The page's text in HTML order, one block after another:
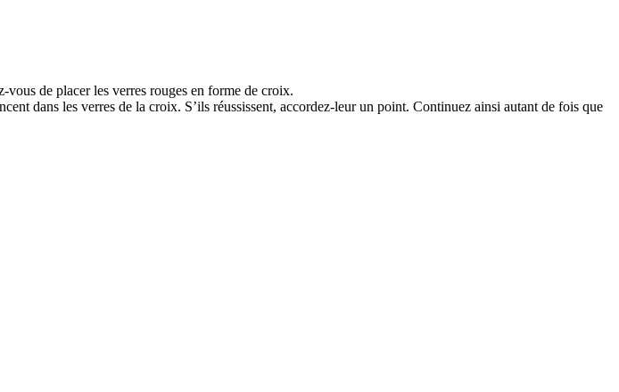
vous de placer les verres rouges en forme de croix.
dans les verres de la croix. S’ils réussissent, accordez-leur un point. Continuez ainsi autant de fois que